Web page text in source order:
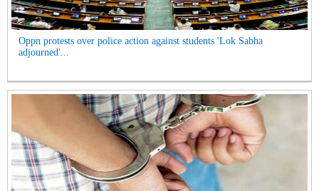
Oppn protests over police action against students 'Lok Sabha
adjourned'...